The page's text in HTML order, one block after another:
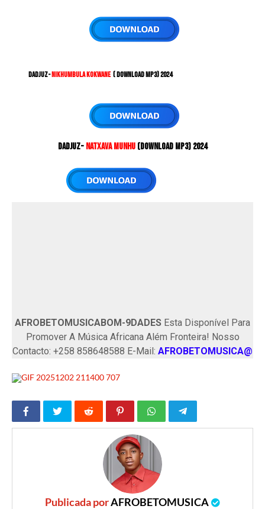
Dadjuz-Nikhumbula Kokwane( DOWNLOAD MP3) 2024
Dadjuz- Natxava Munhu (DOWNLOAD MP3) 2024
AFROBETOMUSICABOM-9DADES Esta Disponível Para
Promover A Música Africana Além Fronteira! Nosso
Contacto: +258 858648588 E-Mail: AFROBETOMUSICA@
Publicada porAFROBETOMUSICA